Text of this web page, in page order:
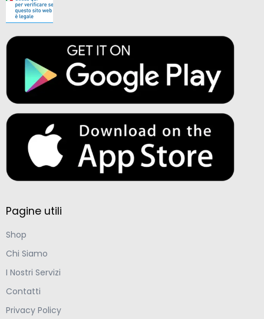
Pagine utili
Shop
Chi Siamo
I Nostri Servizi
Contatti
Privacy Policy